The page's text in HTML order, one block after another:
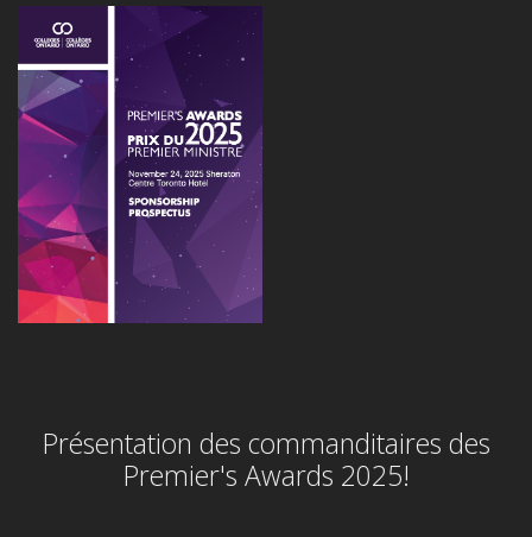
Présentation des commanditaires des
Premier's Awards 2025!